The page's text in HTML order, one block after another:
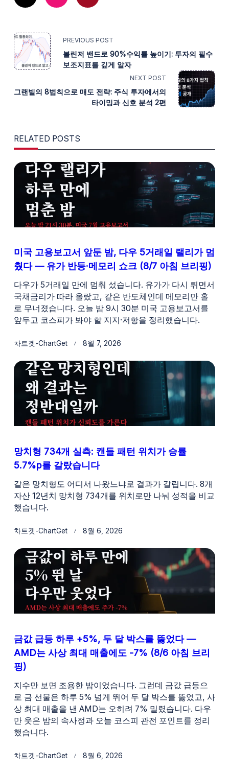
<SPAN
CLASS="NAV-
TEXT">PAGE</SPAN>
PREVIOUS POST
볼린저 밴드로 90%수익률 높이기: 투자의 필수
보조지표를 깊게 알자
NEXT POST
그랜빌의 8법칙으로 매도 전략: 주식 투자에서의
타이밍과 신호 분석 2편
RELATED POSTS
미국 고용보고서 앞둔 밤, 다우 5거래일 랠리가 멈
췄다 — 유가 반등·메모리 쇼크 (8/7 아침 브리핑)
다우가 5거래일 만에 멈춰 섰습니다. 유가가 다시 튀면서
국채금리가 따라 올랐고, 같은 반도체인데 메모리만 홀
로 무너졌습니다. 오늘 밤 9시 30분 미국 고용보고서를
앞두고 코스피가 봐야 할 지지·저항을 정리했습니다.
차트겟-ChartGet 8월 7, 2026
망치형 734개 실측: 캔들 패턴 위치가 승률
5.7%p를 갈랐습니다
같은 망치형도 어디서 나왔느냐로 결과가 갈립니다. 8개
자산 12년치 망치형 734개를 위치로만 나눠 성적을 비교
했습니다.
차트겟-ChartGet 8월 6, 2026
금값 급등 하루 +5%, 두 달 박스를 뚫었다 —
AMD는 사상 최대 매출에도 -7% (8/6 아침 브리
핑)
지수만 보면 조용한 밤이었습니다. 그런데 금값 급등으
로 금 선물은 하루 5% 넘게 뛰어 두 달 박스를 뚫었고, 사
상 최대 매출을 낸 AMD는 오히려 7% 밀렸습니다. 다우
만 웃은 밤의 속사정과 오늘 코스피 관전 포인트를 정리
했습니다.
차트겟-ChartGet 8월 6, 2026